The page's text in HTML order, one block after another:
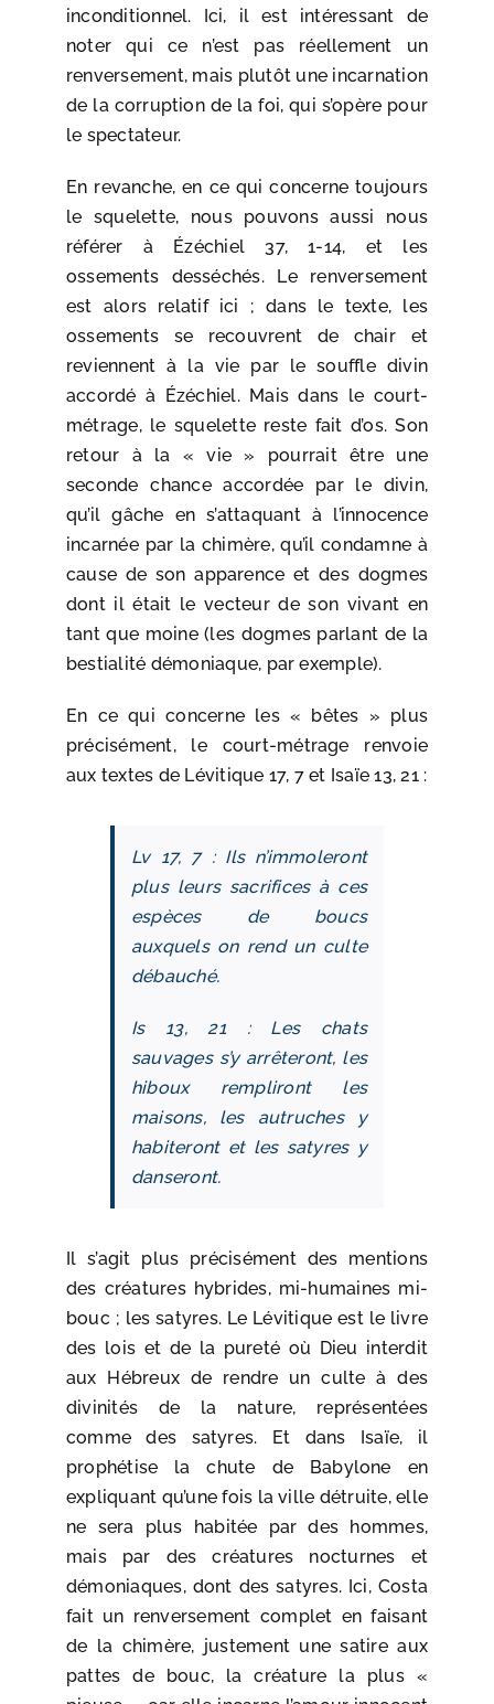
inconditionnel. Ici, il est intéressant de
noter qui ce n’est pas réellement un
renversement, mais plutôt une incarnation
de la corruption de la foi, qui s’opère pour
le spectateur.
En revanche, en ce qui concerne toujours
le squelette, nous pouvons aussi nous
référer à Ézéchiel 37, 1-14, et les
ossements desséchés. Le renversement
est alors relatif ici ; dans le texte, les
ossements se recouvrent de chair et
reviennent à la vie par le souffle divin
accordé à Ézéchiel. Mais dans le court-
métrage, le squelette reste fait d’os. Son
retour à la « vie » pourrait être une
seconde chance accordée par le divin,
qu’il gâche en s’attaquant à l’innocence
incarnée par la chimère, qu’il condamne à
cause de son apparence et des dogmes
dont il était le vecteur de son vivant en
tant que moine (les dogmes parlant de la
bestialité démoniaque, par exemple).
En ce qui concerne les « bêtes » plus
précisément, le court-métrage renvoie
aux textes de Lévitique 17, 7 et Isaïe 13, 21 :
Lv 17, 7 : Ils n’immoleront
plus leurs sacrifices à ces
espèces de boucs
auxquels on rend un culte
débauché.
Is 13, 21 : Les chats
sauvages s’y arrêteront, les
hiboux rempliront les
maisons, les autruches y
habiteront et les satyres y
danseront.
Il s’agit plus précisément des mentions
des créatures hybrides, mi-humaines mi-
bouc ; les satyres. Le Lévitique est le livre
des lois et de la pureté où Dieu interdit
aux Hébreux de rendre un culte à des
divinités de la nature, représentées
comme des satyres. Et dans Isaïe, il
prophétise la chute de Babylone en
expliquant qu’une fois la ville détruite, elle
ne sera plus habitée par des hommes,
mais par des créatures nocturnes et
démoniaques, dont des satyres. Ici, Costa
fait un renversement complet en faisant
de la chimère, justement une satire aux
pattes de bouc, la créature la plus «